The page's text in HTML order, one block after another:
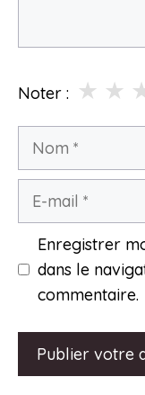
Noter : ★
★
Nom
Enregistrer
dans le
commentaire.